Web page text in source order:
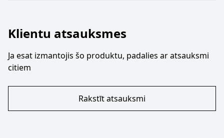
Klientu atsauksmes
Ja esat izmantojis šo produktu, padalies ar atsauksmi
citiem
Rakstīt atsauksmi